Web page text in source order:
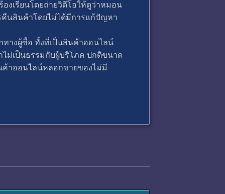
องเรียนโดยถ่ายวิดีโอให้ดูว่าหมอน
คืนสินค้าโดยไม่ได้มีการแก้ปัญหา
ทางผู้ซื้อ ทั้งที่เป็นสินค้าออนไลน์
ไม่เป็นธรรมกับผู้บริโภค ปกติขนาด
ค้าออนไลน์หลอกขายของไม่มี